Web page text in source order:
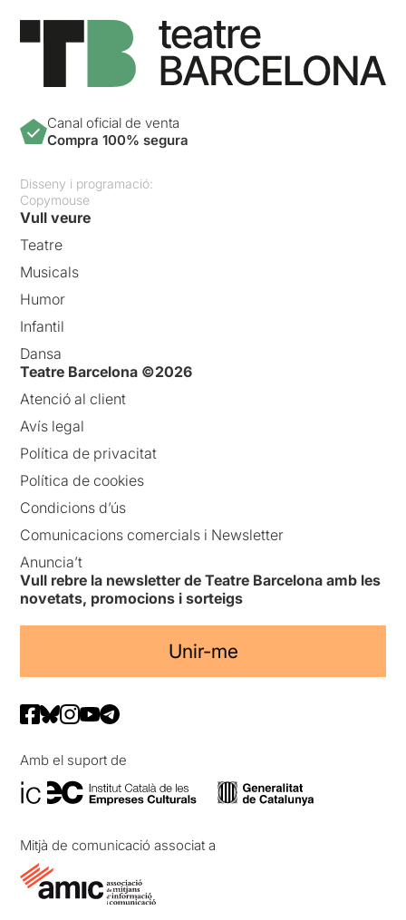
Canal oficial de venta
Compra 100% segura
Disseny i programació:
Copymouse
Vull veure
Teatre
Musicals
Humor
Infantil
Dansa
Teatre Barcelona ©2026
Atenció al client
Avís legal
Política de privacitat
Política de cookies
Condicions d’ús
Comunicacions comercials i Newsletter
Anuncia’t
Vull rebre la newsletter de Teatre Barcelona amb les
novetats, promocions i sorteigs
Unir-me
Amb el suport de
Mitjà de comunicació associat a